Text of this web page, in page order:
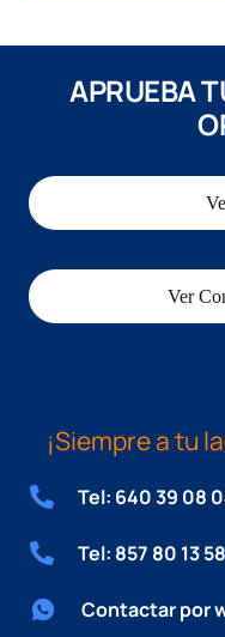
APRUEBA
Ver
¡Siempre a tu
Tel: 640 39 08
Tel: 857 80 13 58
Contactar por